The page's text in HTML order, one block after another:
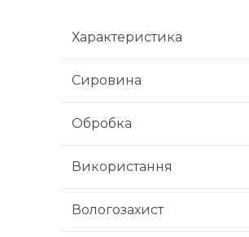
Характеристика
Сировина
Обробка
Використання
Вологозахист